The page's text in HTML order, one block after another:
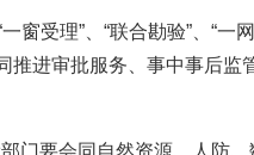
受理”、“联合勘验”、“一
进审批服务、事中事后监
要会同自然资源、人防